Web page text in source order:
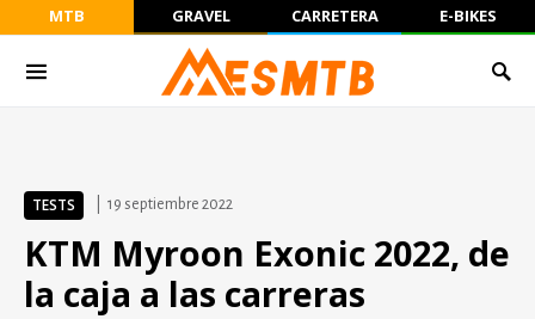
MTB GRAVEL CARRETERA E-BIKES
TESTS 19 septiembre 2022
KTM Myroon Exonic 2022, de
la caja a las carreras